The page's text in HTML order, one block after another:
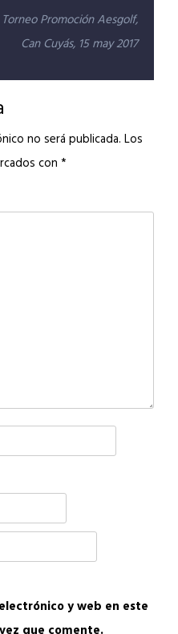
Torneo Promoción Aesgolf,
Can Cuyás, 15 may 2017
no será publicada. Los
con *
y web en este